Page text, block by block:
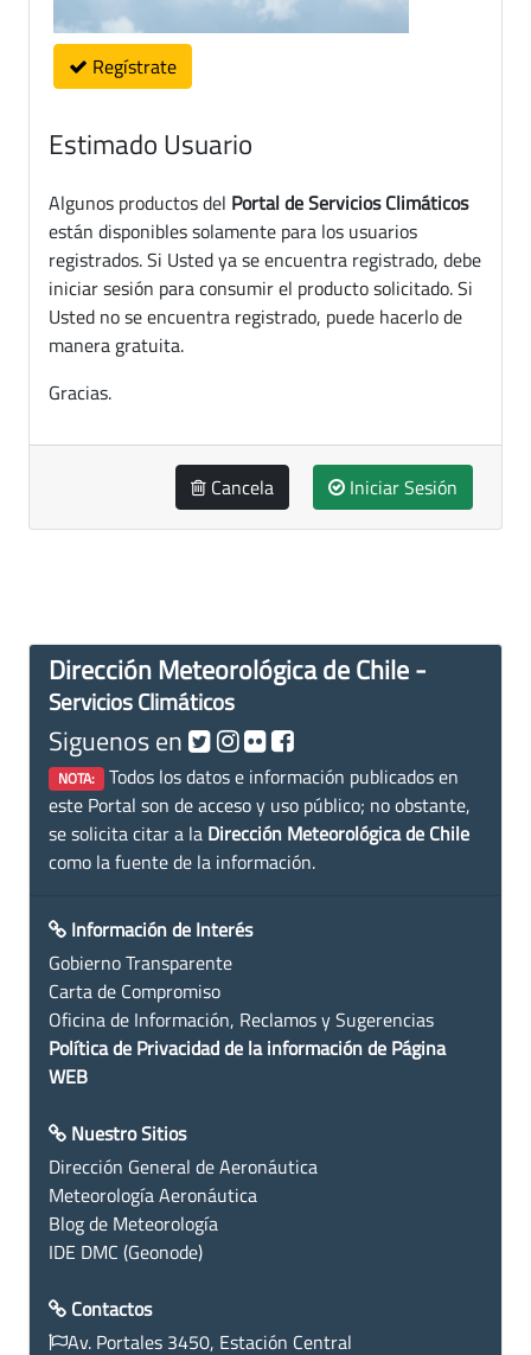
Regístrate
Estimado Usuario
Algunos productos del Portal de Servicios Climáticos
están disponibles solamente para los usuarios
registrados. Si Usted ya se encuentra registrado, debe
iniciar sesión para consumir el producto solicitado. Si
Usted no se encuentra registrado, puede hacerlo de
manera gratuita.
Gracias.
Cancela Iniciar Sesión
Dirección Meteorológica de Chile -
Servicios Climáticos
Siguenos en
NOTA: Todos los datos e información publicados en
este Portal son de acceso y uso público; no obstante,
se solicita citar a la Dirección Meteorológica de Chile
como la fuente de la información.
Información de Interés
Gobierno Transparente
Carta de Compromiso
Oficina de Información, Reclamos y Sugerencias
Política de Privacidad de la información de Página
WEB
Nuestro Sitios
Dirección General de Aeronáutica
Meteorología Aeronáutica
Blog de Meteorología
IDE DMC (Geonode)
Contactos
Av. Portales 3450, Estación Central